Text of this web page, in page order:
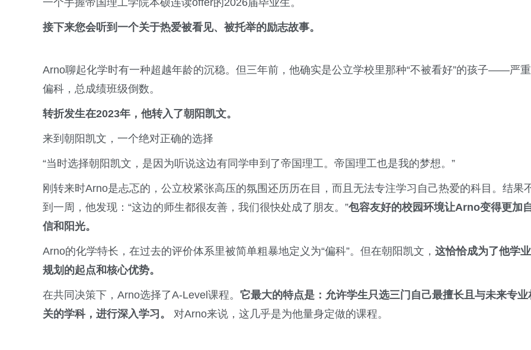
一个手握帝国理工学院本硕连读offer的2026届毕业生。
接下来您会听到一个关于热爱被看见、被托举的励志故事。
Arno聊起化学时有一种超越年龄的沉稳。但三年前，他确实是公立学校里那种“不被看好”的孩子——严重
偏科，总成绩班级倒数。
转折发生在2023年，他转入了朝阳凯文。
来到朝阳凯文，一个绝对正确的选择
“当时选择朝阳凯文，是因为听说这边有同学申到了帝国理工。帝国理工也是我的梦想。”
刚转来时Arno是忐忑的，公立校紧张高压的氛围还历历在目，而且无法专注学习自己热爱的科目。结果
到一周，他发现：“这边的师生都很友善，我们很快处成了朋友。”包容友好的校园环境让Arno变得更加
信和阳光。
Arno的化学特长，在过去的评价体系里被简单粗暴地定义为“偏科”。但在朝阳凯文， 这恰恰成为了他学业
规划的起点和核心优势。
在共同决策下，Arno选择了A-Level课程。 它最大的特点是：允许学生只选三门自己最擅长且与未来专业
关的学科，进行深入学习。
对Arno来说，这几乎是为他量身定做的课程。